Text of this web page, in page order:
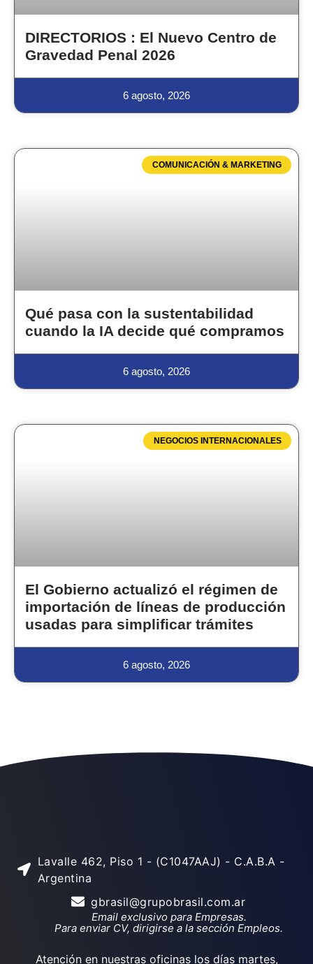
DIRECTORIOS : El Nuevo Centro de
Gravedad Penal 2026
6 agosto, 2026
COMUNICACIÓN & MARKETING
Qué pasa con la sustentabilidad
cuando la IA decide qué compramos
6 agosto, 2026
NEGOCIOS INTERNACIONALES
El Gobierno actualizó el régimen de
importación de líneas de producción
usadas para simplificar trámites
6 agosto, 2026
Lavalle 462, Piso 1 - (C1047AAJ) - C.A.B.A -
Argentina
gbrasil@grupobrasil.com.ar
Email exclusivo para Empresas.
Para enviar CV, dirigirse a la sección Empleos.
Atención en nuestras oficinas los días martes,